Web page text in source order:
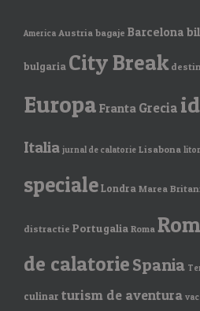
America Austria bagaje Barcelona
bulgaria City Break
Europa Franta Grecia
Italia jurnal de calatorie Lisabona
specialeLondra Marea
distractie Portugalia Roma
de calatorieSpania
culinar turism de aventura